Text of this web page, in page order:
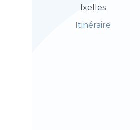
Ixelles
Itinéraire